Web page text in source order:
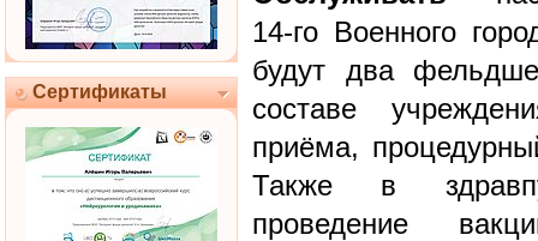
Сертификаты
14-го Военного
будут два
составе
приёма,
Также в
проведение